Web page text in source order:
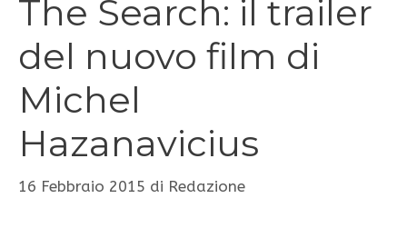
The Search: il trailer
del nuovo film di
Michel
Hazanavicius
16 Febbraio 2015 di Redazione